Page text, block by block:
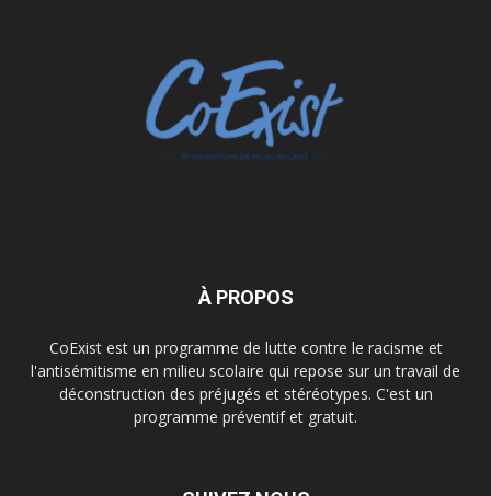
À PROPOS
CoExist est un programme de lutte contre le racisme et
l'antisémitisme en milieu scolaire qui repose sur un travail de
déconstruction des préjugés et stéréotypes. C'est un
programme préventif et gratuit.